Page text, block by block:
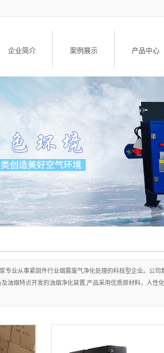
企业简介 案例展示 产品中心
工业油烟净化
油雾净
油雾净化器
升降车
专业从事紧固件行业烟雾废气净化处理的科技型企业。公
油烟特点开发的油烟净化装置,产品采用优质原材料，人